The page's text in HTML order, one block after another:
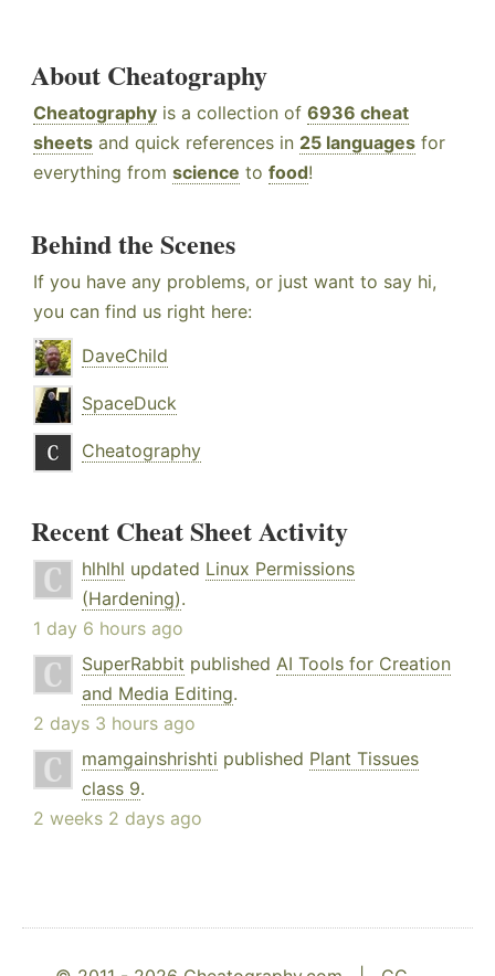
About Cheatography
Cheatography is a collection of 6936 cheat
sheets and quick references in 25 languages for
everything from science to food!
Behind the Scenes
If you have any problems, or just want to say hi,
you can find us right here:
DaveChild
SpaceDuck
Cheatography
Recent Cheat Sheet Activity
hlhlhl updated Linux Permissions
(Hardening).
1 day 6 hours ago
SuperRabbit published AI Tools for Creation
and Media Editing.
2 days 3 hours ago
mamgainshrishti published Plant Tissues
class 9.
2 weeks 2 days ago